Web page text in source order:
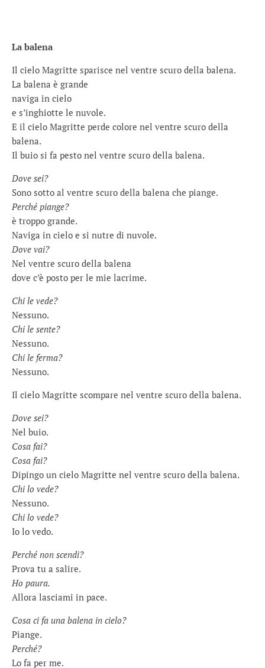
La balena
Il cielo Magritte sparisce nel ventre scuro della balena.
La balena è grande
naviga in cielo
e s’inghiotte le nuvole.
E il cielo Magritte perde colore nel ventre scuro della
balena.
Il buio si fa pesto nel ventre scuro della balena.
Dove sei?
Sono sotto al ventre scuro della balena che piange.
Perché piange?
è troppo grande.
Naviga in cielo e si nutre di nuvole.
Dove vai?
Nel ventre scuro della balena
dove c’è posto per le mie lacrime.
Chi le vede?
Nessuno.
Chi le sente?
Nessuno.
Chi le ferma?
Nessuno.
Il cielo Magritte scompare nel ventre scuro della balena.
Dove sei?
Nel buio.
Cosa fai?
Cosa fai?
Dipingo un cielo Magritte nel ventre scuro della balena.
Chi lo vede?
Nessuno.
Chi lo vede?
Io lo vedo.
Perché non scendi?
Prova tu a salire.
Ho paura.
Allora lasciami in pace.
Cosa ci fa una balena in cielo?
Piange.
Perché?
Lo fa per me.